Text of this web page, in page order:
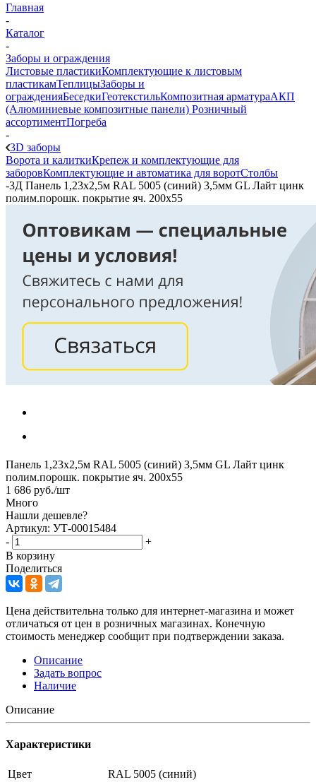
Главная
-
Каталог
-
Заборы и ограждения
Листовые пластикиКомплектующие к листовым
пластикамТеплицыЗаборы и
огражденияБеседкиГеотекстильКомпозитная арматураАКП
(Алюминиевые композитные панели) Розничный
ассортиментПогреба
-
3D заборы
Ворота и калиткиКрепеж и комплектующие для
заборовКомплектующие и автоматика для воротСтолбы
-3Д Панель 1,23х2,5м RAL 5005 (синий) 3,5мм GL Лайт цинк
полим.порошк. покрытие яч. 200х55
Панель 1,23х2,5м RAL 5005 (синий) 3,5мм GL Лайт цинк
полим.порошк. покрытие яч. 200х55
1 686 руб./шт
Много
Нашли дешевле?
Артикул: УТ-00015484
-
+
В корзину
Поделиться
Цена действительна только для интернет-магазина и может
отличаться от цен в розничных магазинах. Конечную
стоимость менеджер сообщит при подтверждении заказа.
Описание
Задать вопрос
Наличие
Описание
Характеристики
Цвет RAL 5005 (синий)